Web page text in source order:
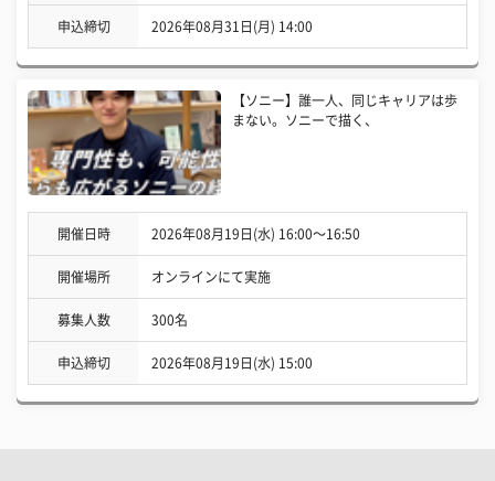
申込締切 2026年08月31日(月) 14:00
【ソニー】誰一人、同じキャリアは歩
まない。ソニーで描く、
開催日時 2026年08月19日(水) 16:00〜16:50
開催場所 オンラインにて実施
募集人数 300名
申込締切 2026年08月19日(水) 15:00